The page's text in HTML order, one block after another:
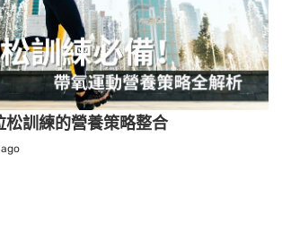
松訓練的營養策略整合